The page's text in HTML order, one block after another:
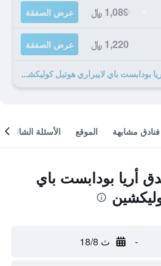
1,089 ﷼ عرض الصفقة
1,220 ﷼ عرض الصفقة
35 صفقة إضافية لـ فندق أريا بودابست باي لايبراري هوتيل كوليكشين
فنادق مشابهة الموقع الأسئلة الشائعة
أريا بودابست باي
- ث 18/8